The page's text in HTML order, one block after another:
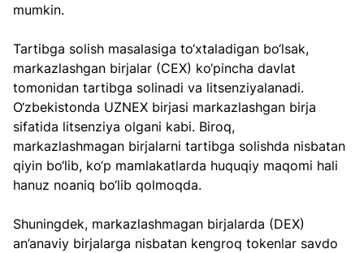
mumkin.
Tartibga solish masalasiga to‘xtaladigan bo‘lsak,
markazlashgan birjalar (CEX) ko‘pincha davlat
tomonidan tartibga solinadi va litsenziyalanadi.
O‘zbekistonda UZNEX birjasi markazlashgan birja
sifatida litsenziya olgani kabi. Biroq,
markazlashmagan birjalarni tartibga solishda nisbatan
qiyin bo‘lib, ko‘p mamlakatlarda huquqiy maqomi hali
hanuz noaniq bo‘lib qolmoqda.
Shuningdek, markazlashmagan birjalarda (DEX)
an’anaviy birjalarga nisbatan kengroq tokenlar savdo